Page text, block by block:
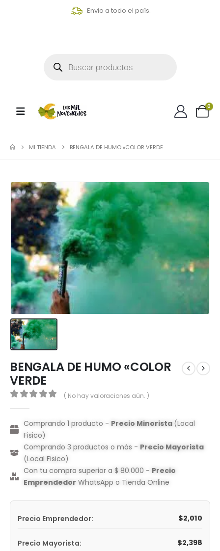
Envio a todo el país.
0
MI TIENDA BENGALA DE HUMO «COLOR VERDE
BENGALA DE HUMO «COLOR
VERDE
( No hay valoraciones aún. )
Comprando 1 producto - Precio Minorista (Local
Fisico)
Comprando 3 productos o más - Precio Mayorista
(Local Fisico)
Con tu compra superior a $ 80.000 - Precio
Emprendedor WhatsApp o Tienda Online
Precio Emprendedor: $2,010
Precio Mayorista: $2,398